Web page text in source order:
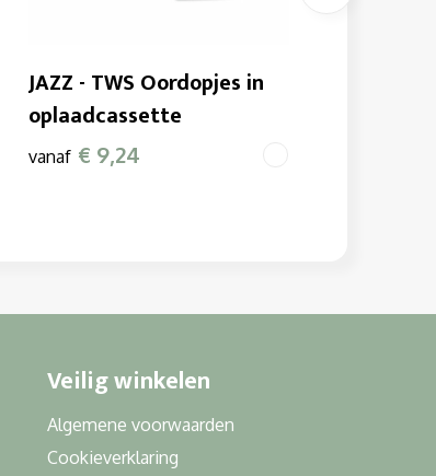
JAZZ - TWS Oordopjes in
oplaadcassette
vanaf € 9,24
Veilig winkelen
Algemene voorwaarden
Cookieverklaring